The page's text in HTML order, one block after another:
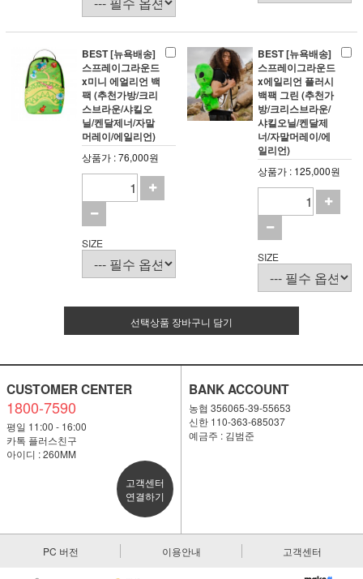
BEST [뉴욕배송]
스프레이그라운드
x미니 에얼리언 백
팩 (추천가방/크리
스브라운/샤킬오
닐/켄달제너/자말
머레이/에일리언)
상품가 : 76,000원
SIZE
BEST [뉴욕배송]
스프레이그라운드
x에일리언 플러시
백팩 그린 (추천가
방/크리스브라운/
샤킬오닐/켄달제
너/자말머레이/에
일리언)
상품가 : 125,000원
SIZE
선택상품 장바구니 담기
CUSTOMER CENTER
1800-7590
평일 11:00 - 16:00
카톡 플러스친구
아이디 : 260MM
고객센터
연결하기
BANK ACCOUNT
농협 356065-39-55653
신한 110-363-685037
예금주 : 김범준
PC 버전 이용안내 고객센터